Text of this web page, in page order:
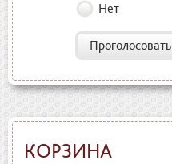
Нет
Проголосовать
КОРЗИНА